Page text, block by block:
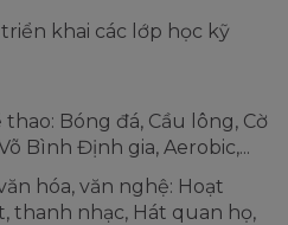
khai các lớp học kỹ
Bóng đá, Cầu lông, Cờ
Bình Định gia, Aerobic,...
hóa, văn nghệ: Hoạt
thanh nhạc, Hát quan họ,